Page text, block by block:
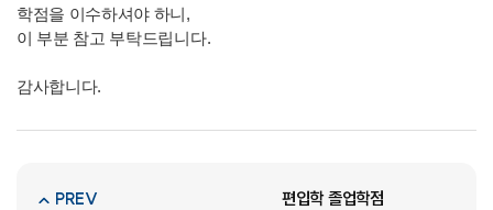
학점을 이수하셔야 하니,
이 부분 참고 부탁드립니다.
감사합니다.
PREV 편입학 졸업학점